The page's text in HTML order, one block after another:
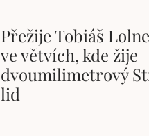
Přežije Tobiáš
ve větvích, kde žije
dvoumilimetrový
lid